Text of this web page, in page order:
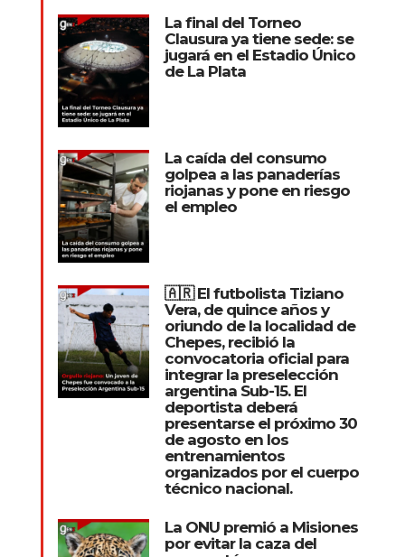
La final del Torneo
Clausura ya tiene sede: se
jugará en el Estadio Único
de La Plata
La caída del consumo
golpea a las panaderías
riojanas y pone en riesgo
el empleo
🇦🇷 El futbolista Tiziano
Vera, de quince años y
oriundo de la localidad de
Chepes, recibió la
convocatoria oficial para
integrar la preselección
argentina Sub-15. El
deportista deberá
presentarse el próximo 30
de agosto en los
entrenamientos
organizados por el cuerpo
técnico nacional.
La ONU premió a Misiones
por evitar la caza del